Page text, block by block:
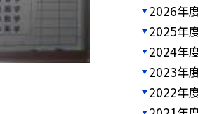
2026年
2025年
2024年
2023年
2022年